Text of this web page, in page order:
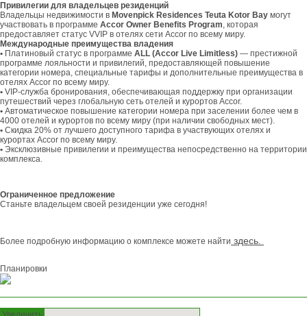
Привилегии для владельцев резиденций
Владельцы недвижимости в Movenpick Residences Teuta Kotor Bay могут
участвовать в программе Accor Owner Benefits Program, которая
предоставляет статус VVIP в отелях сети Accor по всему миру.
Международные преимущества владения
• Платиновый статус в программе ALL (Accor Live Limitless) — престижной
программе лояльности и привилегий, предоставляющей повышение
категории номера, специальные тарифы и дополнительные преимущества в
отелях Accor по всему миру.
• VIP-служба бронирования, обеспечивающая поддержку при организации
путешествий через глобальную сеть отелей и курортов Accor.
• Автоматическое повышение категории номера при заселении более чем в
4000 отелей и курортов по всему миру (при наличии свободных мест).
• Скидка 20% от лучшего доступного тарифа в участвующих отелях и
курортах Accor по всему миру.
• Эксклюзивные привилегии и преимущества непосредственно на территории
комплекса.
Ограниченное предложение
Станьте владельцем своей резиденции уже сегодня!
Более подробную информацию о комплексе можете найти здесь.
Планировки